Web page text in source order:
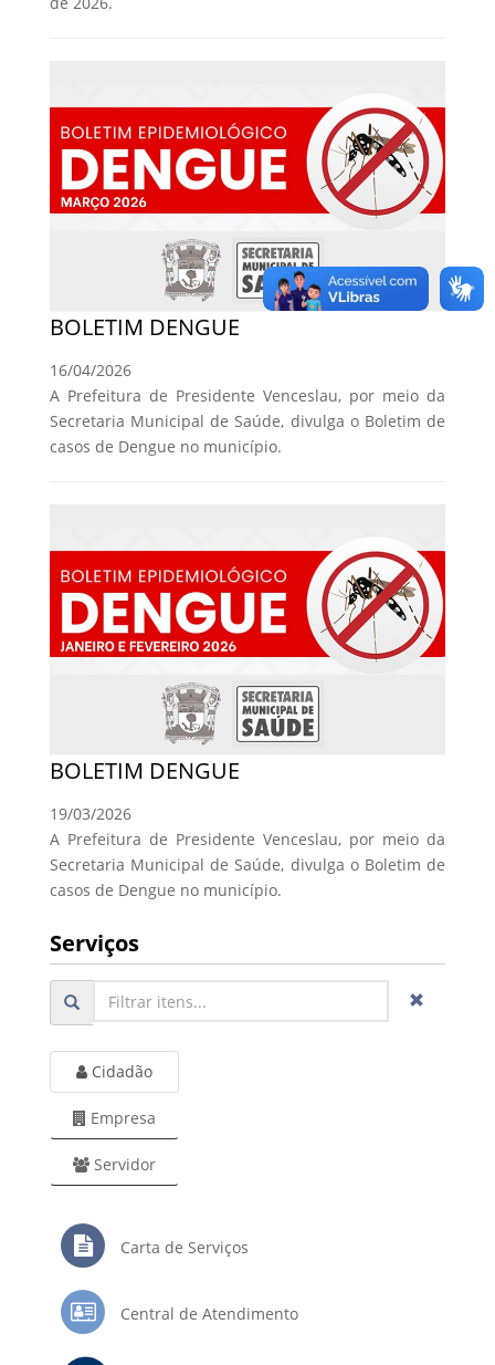
BOLETIM DENGUE
16/04/2026
A Prefeitura de Presidente Venceslau, por meio da
Secretaria Municipal de Saúde, divulga o Boletim de
casos de Dengue no município.
BOLETIM DENGUE
19/03/2026
A Prefeitura de Presidente Venceslau, por meio da
Secretaria Municipal de Saúde, divulga o Boletim de
casos de Dengue no município.
Serviços
Cidadão
Empresa
Servidor
Carta de Serviços
Central de Atendimento